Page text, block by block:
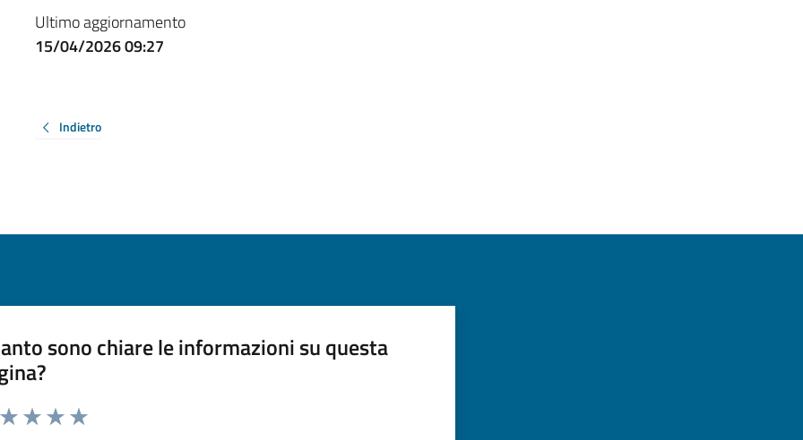
Ultimo aggiornamento
15/04/2026 09:27
Indietro
sono chiare le informazioni su questa
da 1 a 5 stelle la pagina